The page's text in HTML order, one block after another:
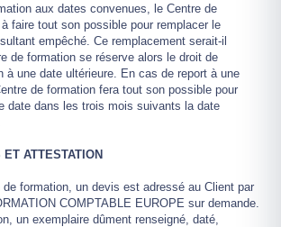
aux dates convenues, le Centre de
à faire tout son possible pour remplacer le
empêché. Ce remplacement serait-il
de formation se réserve alors le droit de
à une date ultérieure. En cas de report à une
de formation fera tout son possible pour
date dans les trois mois suivants la date
ATTESTATION
de formation, un devis est adressé au Client par
COMPTABLE EUROPE sur demande.
un exemplaire dûment renseigné, daté,